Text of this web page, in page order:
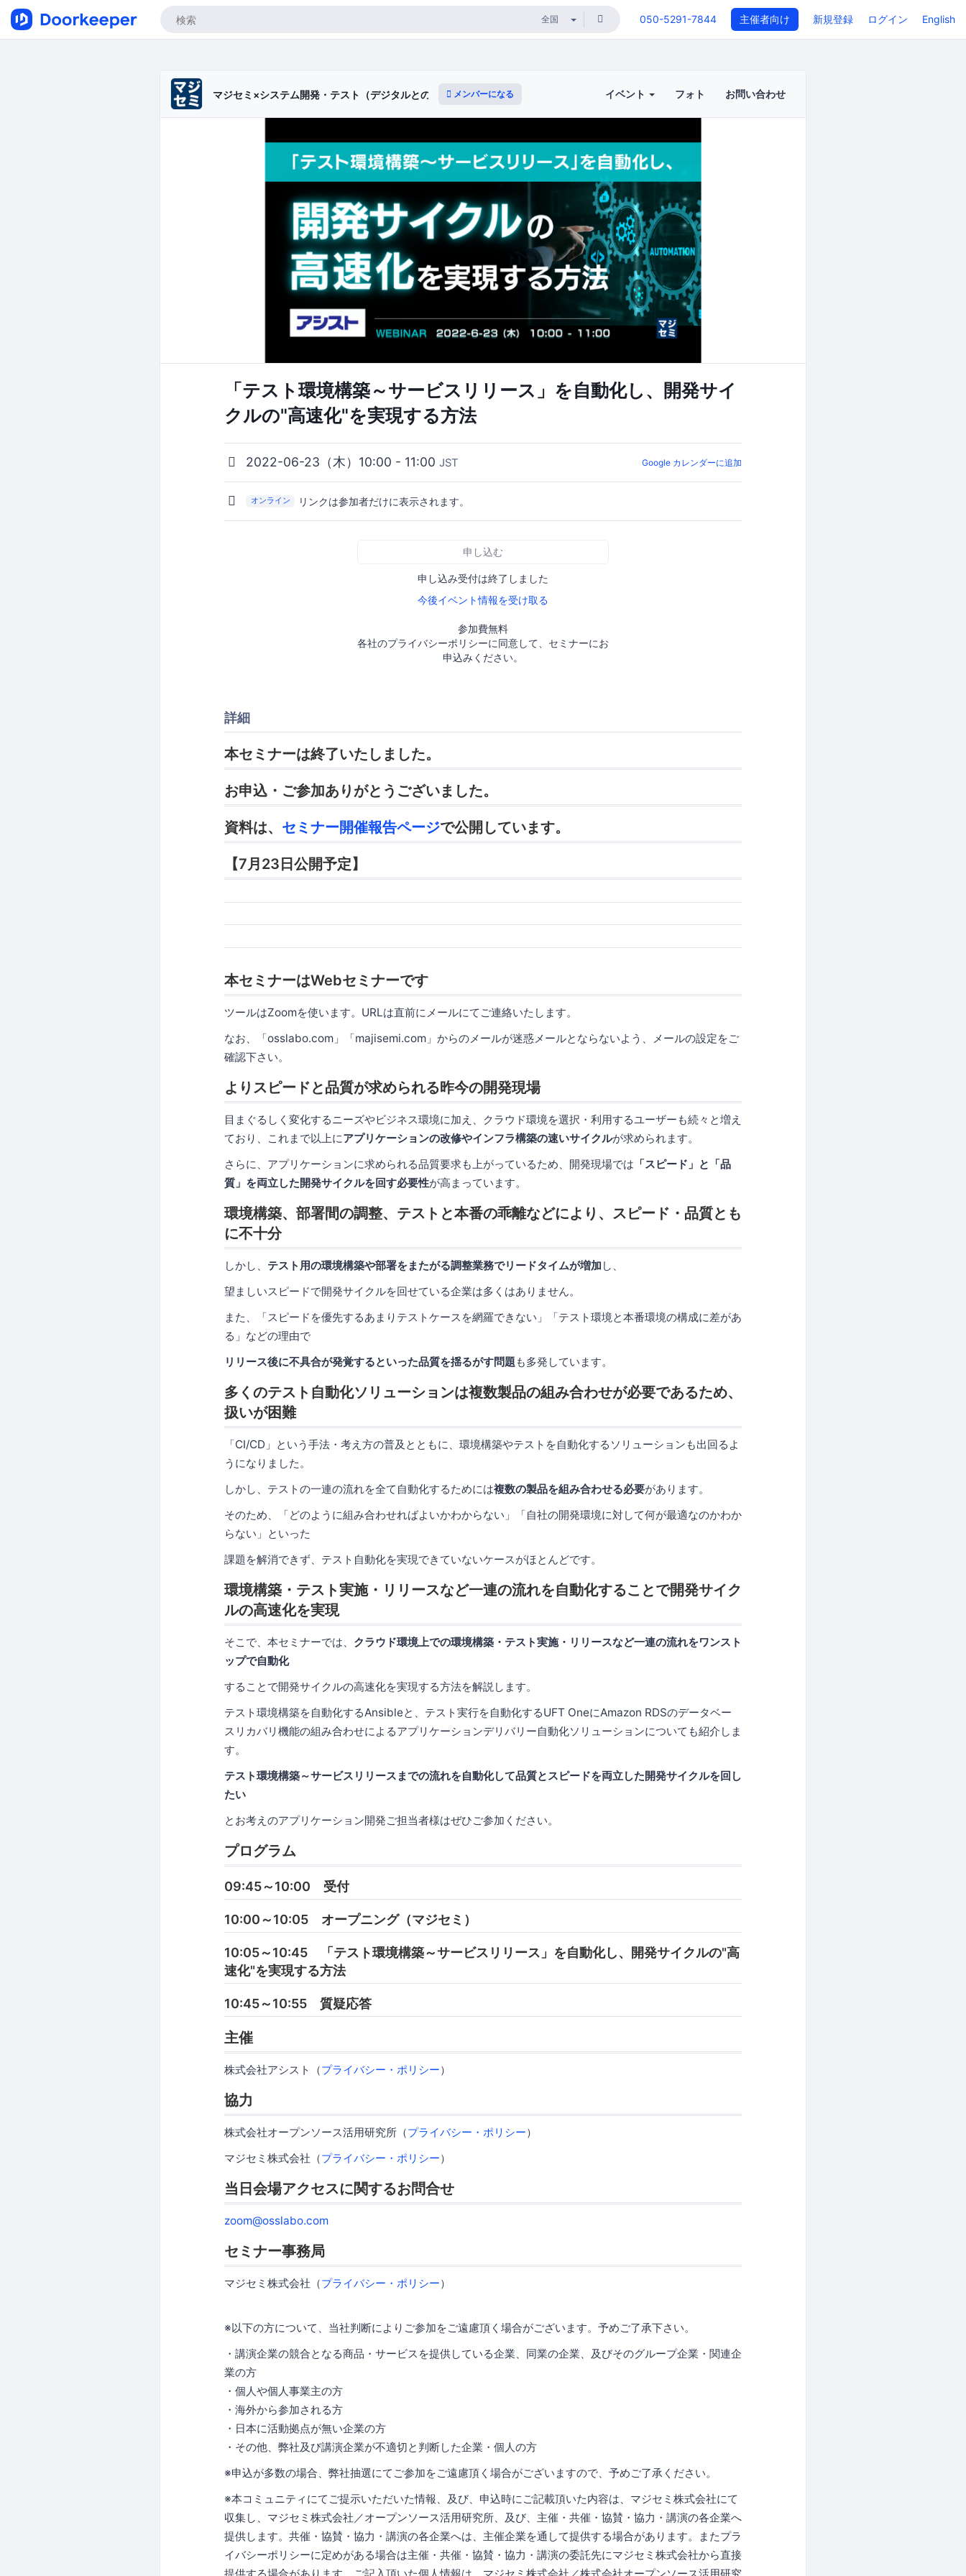
050-5291-7844 主催者向け 新規登録 ログイン English
マジセミ×システム開発・テスト（デジタルとの新たな出会いと体験）
メンバーになる イベント フォト お問い合わせ
「テスト環境構築～サービスリリース」を自動化し、開発サイ
クルの"高速化"を実現する方法
2022-06-23（木）10:00 - 11:00 JST Google カレンダーに追加
オンライン リンクは参加者だけに表示されます。
申し込む
申し込み受付は終了しました
今後イベント情報を受け取る
参加費無料
各社のプライバシーポリシーに同意して、セミナーにお
申込みください。
詳細
本セミナーは終了いたしました。
お申込・ご参加ありがとうございました。
資料は、 セミナー開催報告ページで公開しています。
【7月23日公開予定】
本セミナーはWebセミナーです
ツールはZoomを使います。URLは直前にメールにてご連絡いたします。
なお、「osslabo.com」「majisemi.com」からのメールが迷惑メールとならないよう、メールの設定をご
確認下さい。
よりスピードと品質が求められる昨今の開発現場
目まぐるしく変化するニーズやビジネス環境に加え、クラウド環境を選択・利用するユーザーも続々と増え
ており、これまで以上にアプリケーションの改修やインフラ構築の速いサイクルが求められます。
さらに、アプリケーションに求められる品質要求も上がっているため、開発現場では 「スピード」と「品
質」を両立した開発サイクルを回す必要性が高まっています。
環境構築、部署間の調整、テストと本番の乖離などにより、スピード・品質とも
に不十分
しかし、 テスト用の環境構築や部署をまたがる調整業務でリードタイムが増加 し、
望ましいスピードで開発サイクルを回せている企業は多くはありません。
また、「スピードを優先するあまりテストケースを網羅できない」「テスト環境と本番環境の構成に差があ
る」などの理由で
リリース後に不具合が発覚するといった品質を揺るがす問題 も多発しています。
多くのテスト自動化ソリューションは複数製品の組み合わせが必要であるため、
扱いが困難
「CI/CD」という手法・考え方の普及とともに、環境構築やテストを自動化するソリューションも出回るよ
うになりました。
しかし、テストの一連の流れを全て自動化するためには複数の製品を組み合わせる必要があります。
そのため、「どのように組み合わせればよいかわからない」「自社の開発環境に対して何が最適なのかわか
らない」といった
課題を解消できず、テスト自動化を実現できていないケースがほとんどです。
環境構築・テスト実施・リリースなど一連の流れを自動化することで開発サイク
ルの高速化を実現
そこで、本セミナーでは、 クラウド環境上での環境構築・テスト実施・リリースなど一連の流れをワンスト
ップで自動化
することで開発サイクルの高速化を実現する方法を解説します。
テスト環境構築を自動化するAnsibleと、テスト実行を自動化するUFT OneにAmazon RDSのデータベー
スリカバリ機能の組み合わせによるアプリケーションデリバリー自動化ソリューションについても紹介しま
す。
テスト環境構築～サービスリリースまでの流れを自動化して品質とスピードを両立した開発サイクルを回し
たい
とお考えのアプリケーション開発ご担当者様はぜひご参加ください。
プログラム
09:45～10:00 受付
10:00～10:05 オープニング（マジセミ）
10:05～10:45 「テスト環境構築～サービスリリース」を自動化し、開発サイクルの"高
速化"を実現する方法
10:45～10:55 質疑応答
主催
株式会社アシスト（プライバシー・ポリシー）
協力
株式会社オープンソース活用研究所（プライバシー・ポリシー）
マジセミ株式会社（プライバシー・ポリシー）
当日会場アクセスに関するお問合せ
zoom@osslabo.com
セミナー事務局
マジセミ株式会社（プライバシー・ポリシー）
※以下の方について、当社判断によりご参加をご遠慮頂く場合がございます。予めご了承下さい。
・講演企業の競合となる商品・サービスを提供している企業、同業の企業、及びそのグループ企業・関連企
業の方
・個人や個人事業主の方
・海外から参加される方
・日本に活動拠点が無い企業の方
・その他、弊社及び講演企業が不適切と判断した企業・個人の方
※申込が多数の場合、弊社抽選にてご参加をご遠慮頂く場合がございますので、予めご了承ください。
※本コミュニティにてご提示いただいた情報、及び、申込時にご記載頂いた内容は、マジセミ株式会社にて
収集し、マジセミ株式会社／オープンソース活用研究所、及び、主催・共催・協賛・協力・講演の各企業へ
提供します。共催・協賛・協力・講演の各企業へは、主催企業を通して提供する場合があります。またプラ
イバシーポリシーに定めがある場合は主催・共催・協賛・協力・講演の委託先にマジセミ株式会社から直接